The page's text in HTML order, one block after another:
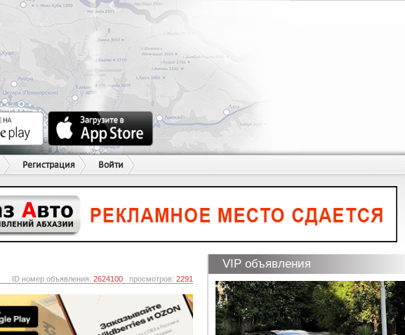
Регистрация Войти
ID номер объявления: 2624100 просмотров: 2291
VIP объявления